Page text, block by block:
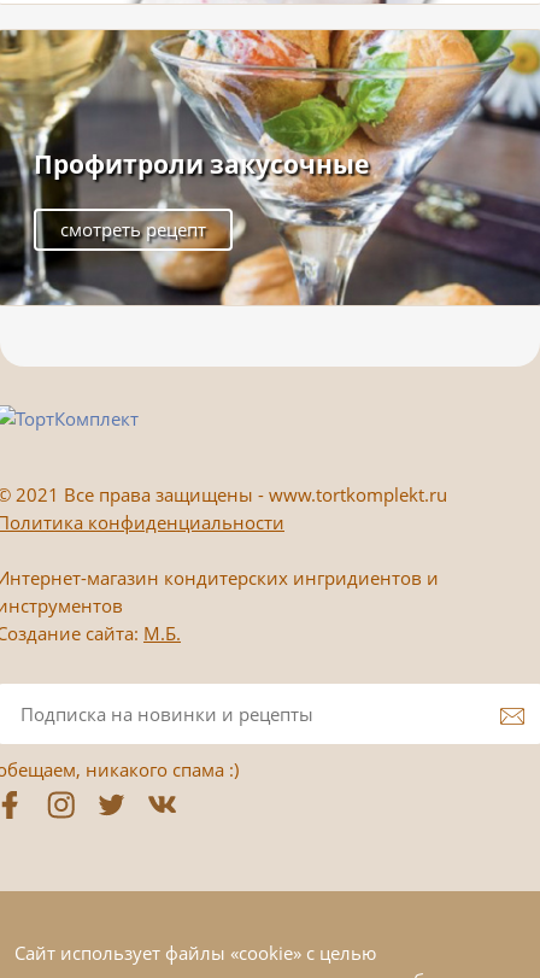
Профитроли закусочные
смотреть рецепт
2021 Все права защищены - www.tortkomplekt.ru
конфиденциальности
магазин кондитерских ингридиентов и
сайта: М.Б.
никакого спама :)
Сайт использует файлы «cookie» с целью